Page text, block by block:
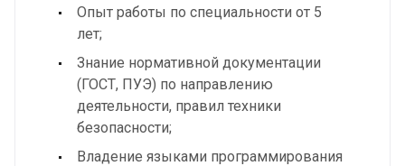
Опыт работы по специальности от 5
лет;
Знание нормативной документации
(ГОСТ, ПУЭ) по направлению
деятельности, правил техники
безопасности;
Владение языками программирования